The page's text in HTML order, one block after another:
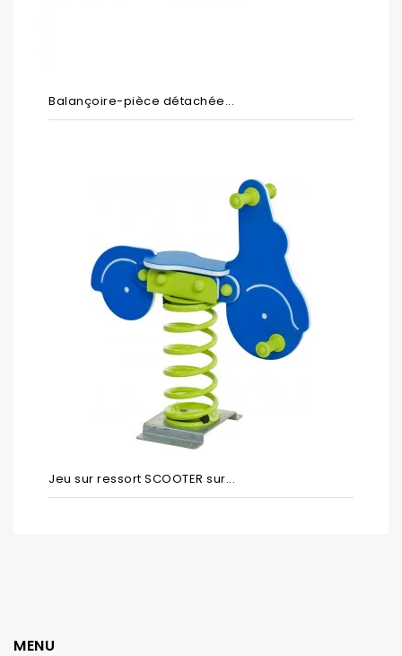
Balançoire-pièce détachée...
Jeu sur ressort SCOOTER sur...
MENU